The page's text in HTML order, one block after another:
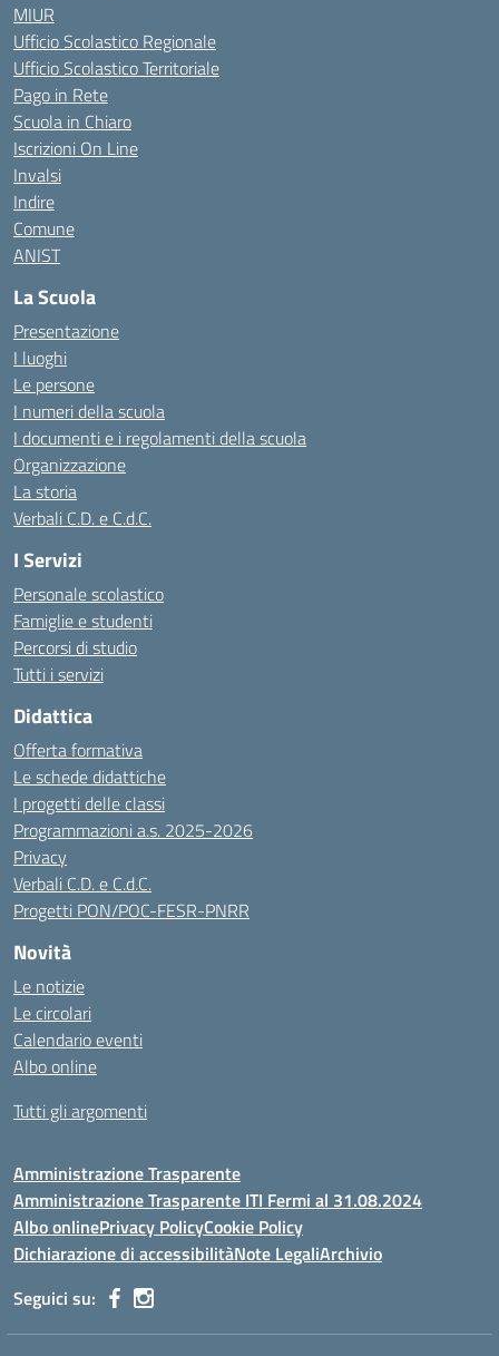
MIUR
Ufficio Scolastico Regionale
Ufficio Scolastico Territoriale
Pago in Rete
Scuola in Chiaro
Iscrizioni On Line
Invalsi
Indire
Comune
ANIST
La Scuola
Presentazione
I luoghi
Le persone
I numeri della scuola
I documenti e i regolamenti della scuola
Organizzazione
La storia
Verbali C.D. e C.d.C.
I Servizi
Personale scolastico
Famiglie e studenti
Percorsi di studio
Tutti i servizi
Didattica
Offerta formativa
Le schede didattiche
I progetti delle classi
Programmazioni a.s. 2025-2026
Privacy
Verbali C.D. e C.d.C.
Progetti PON/POC-FESR-PNRR
Novità
Le notizie
Le circolari
Calendario eventi
Albo online
Tutti gli argomenti
Amministrazione Trasparente
Amministrazione Trasparente ITI Fermi al 31.08.2024
Albo onlinePrivacy PolicyCookie Policy
Dichiarazione di accessibilitàNote LegaliArchivio
Seguici su: